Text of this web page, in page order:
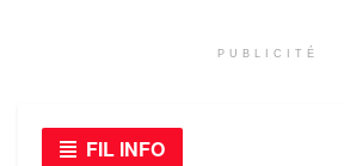
PUBLICITÉ
FIL INFO